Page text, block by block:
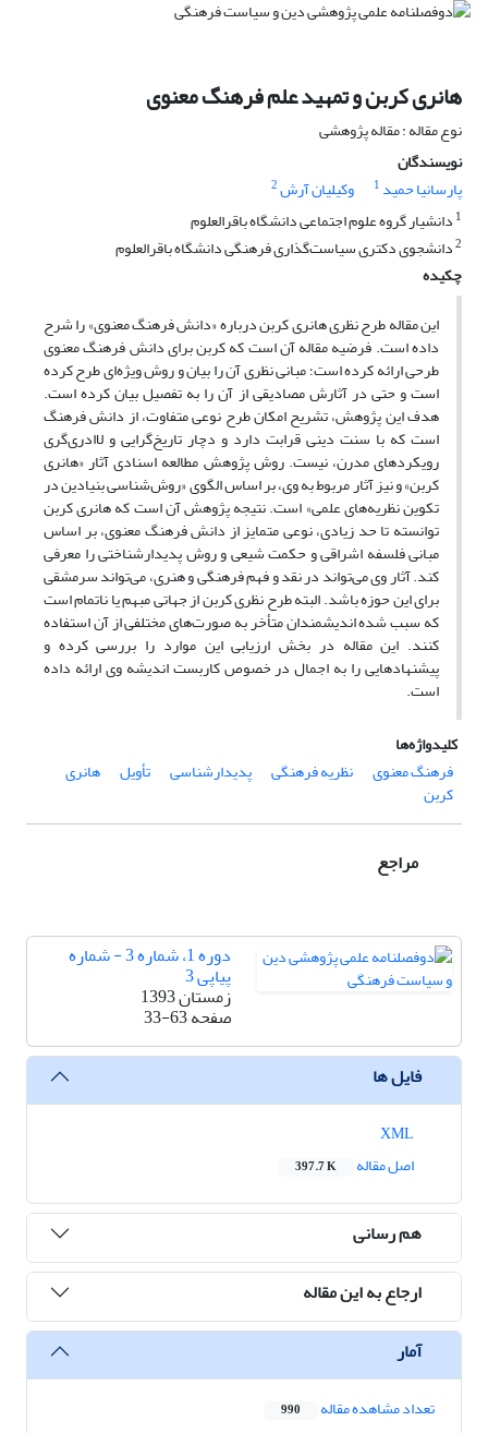
هانری کربن و تمهید علم فرهنگ معنوی
نوع مقاله : مقاله پژوهشی
نویسندگان
پارسانیا حمید 1 وکیلیان آرش2
1 دانشیار گروه علوم اجتماعی دانشگاه باقرالعلوم
2دانشجوی دکتری سیاست‌گذاری فرهنگی دانشگاه باقرالعلوم
چکیده
این مقاله طرح نظری هانری کربن درباره «دانش فرهنگ معنوی» را شرح
داده است. فرضیه مقاله آن است که کربن برای دانش فرهنگ معنوی
طرحی ارائه کرده است؛ مبانی نظری آن را بیان و روش‌ ویژه‌ای طرح کرده
است و حتی در آثارش مصادیقی از آن را به ‌تفصیل بیان کرده است.
هدف این پژوهش، تشریح امکان طرح نوعی متفاوت، از دانش فرهنگ
است که با سنت دینی قرابت دارد و دچار تاریخ‌گرایی و لاادری‌گری
رویکردهای مدرن، نیست. روش پژوهش مطالعه اسنادی آثار «هانری
کربن» و نیز آثار مربوط به وی، بر اساس الگوی «روش‌شناسی بنیادین در
تکوین نظریه‌های علمی» است. نتیجه پژوهش آن است که هانری کربن
توانسته تا حد زیادی، نوعی متمایز از دانش فرهنگ معنوی، بر اساس
مبانی فلسفه اشراقی و حکمت شیعی و روش‌ پدیدارشناختی را معرفی
کند. آثار وی می‌تواند در نقد و فهم فرهنگی و هنری، می‌تواند سرمشقی
برای این حوزه باشد. البته طرح نظری کربن از جهاتی مبهم یا ناتمام است
که سبب شده اندیشمندان متأخر به صورت‌های مختلفی از آن استفاده
کنند. این مقاله در بخش ارزیابی این موارد را بررسی کرده و
پیشنهادهایی را به اجمال در خصوص کاربست اندیشه وی ارائه داده
است.
کلیدواژه‌ها
فرهنگ معنوی
نظریه فرهنگی پدیدارشناسی تأویل هانری
کربن
مراجع
دوره 1، شماره 3 - شماره
پیاپی 3
زمستان 1393
صفحه33-63
فایل ها
اصل مقاله
397.7 K
هم رسانی
ارجاع به این مقاله
آمار
تعداد مشاهده مقاله 990